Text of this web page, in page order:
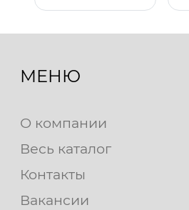
МЕНЮ
О компании
Весь каталог
Контакты
Вакансии